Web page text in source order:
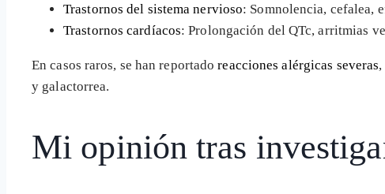
Trastornos del sistema nervioso: Somnolencia, cefalea,
Trastornos cardíacos: Prolongación del QTc, arritmias
En casos raros, se han reportadoreacciones alérgicas severas
y galactorrea.
Mi opinión tras